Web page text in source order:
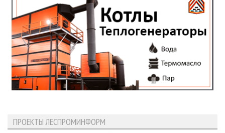
ПРОЕКТЫ ЛЕСПРОМИНФОРМ